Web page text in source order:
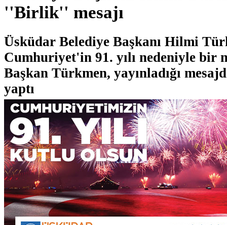
''Birlik'' mesajı
Üsküdar Belediye Başkanı Hilmi
Cumhuriyet'in 91. yılı nedeniyle bir
Başkan Türkmen, yayınladığı
yaptı